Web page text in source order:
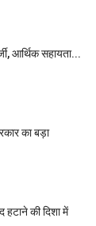
आर्थिक सहायता...
का बड़ा
हटाने की दिशा में